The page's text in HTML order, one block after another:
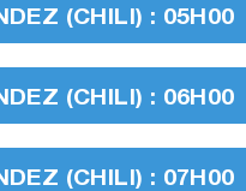
(CHILI) : 05H00
(CHILI) : 06H00
(CHILI) : 07H00